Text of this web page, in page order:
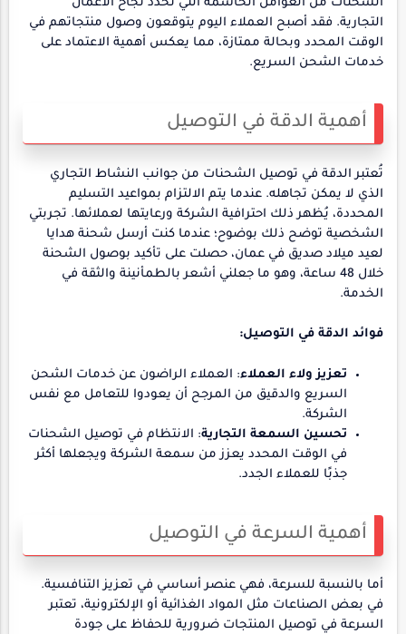
الشحنات من العوامل الحاسمة التي تحدد نجاح الأعمال
التجارية. فقد أصبح العملاء اليوم يتوقعون وصول منتجاتهم في
الوقت المحدد وبحالة ممتازة، مما يعكس أهمية الاعتماد على
خدمات الشحن السريع.
أهمية الدقة في التوصيل
تُعتبر الدقة في توصيل الشحنات من جوانب النشاط التجاري
الذي لا يمكن تجاهله. عندما يتم الالتزام بمواعيد التسليم
المحددة، يُظهر ذلك احترافية الشركة ورعايتها لعملائها. تجربتي
الشخصية توضح ذلك بوضوح؛ عندما كنت أرسل شحنة هدايا
لعيد ميلاد صديق في عمان، حصلت على تأكيد بوصول الشحنة
خلال 48 ساعة، وهو ما جعلني أشعر بالطمأنينة والثقة في
الخدمة.
فوائد الدقة في التوصيل:
تعزيز ولاء العملاء: العملاء الراضون عن خدمات الشحن
السريع والدقيق من المرجح أن يعودوا للتعامل مع نفس
الشركة.
تحسين السمعة التجارية: الانتظام في توصيل الشحنات
في الوقت المحدد يعزز من سمعة الشركة ويجعلها أكثر
جذبًا للعملاء الجدد.
أهمية السرعة في التوصيل
أما بالنسبة للسرعة، فهي عنصر أساسي في تعزيز التنافسية.
في بعض الصناعات مثل المواد الغذائية أو الإلكترونية، تعتبر
السرعة في توصيل المنتجات ضرورية للحفاظ على جودة